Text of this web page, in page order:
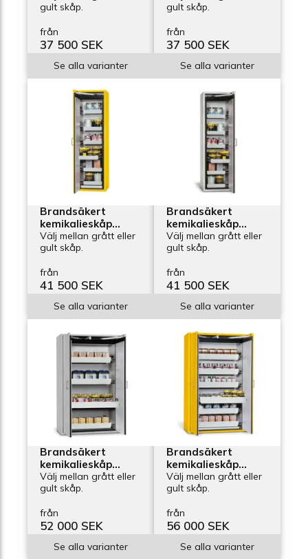
bredd 600 mm, 4
vänsterhängd dörr
gult skåp.
från
37 500 SEK
Se alla varianter
bredd 600 mm, 4
högerhängd dörr
gult skåp.
från
37 500 SEK
Se alla varianter
Brandsäkert
kemikalieskåp
Edition GA-600-6L,
bredd 600 mm, 6
vänsterhängd dörr
Välj mellan grått eller
gult skåp.
från
41 500 SEK
Se alla varianter
Brandsäkert
kemikalieskåp
Edition GA-600-6R
bredd 600 mm, 6
högerhängd dörr
Välj mellan grått eller
gult skåp.
från
41 500 SEK
Se alla varianter
Brandsäkert
kemikalieskåp
Edition GA-900-4,
bredd 900 mm, 4
Välj mellan grått eller
gult skåp.
från
52 000 SEK
Se alla varianter
Brandsäkert
kemikalieskåp
Edition GA-900-6,
bredd 900 mm, 6
Välj mellan grått eller
gult skåp.
från
56 000 SEK
Se alla varianter